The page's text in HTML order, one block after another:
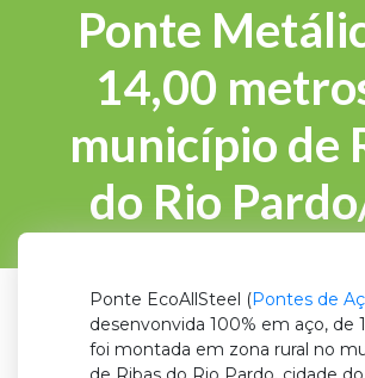
Ponte
14,00
município de
do Rio
Ponte EcoAllSteel (Pontes de
desenvonvida 100% em aço, de
foi montada em zona rural no